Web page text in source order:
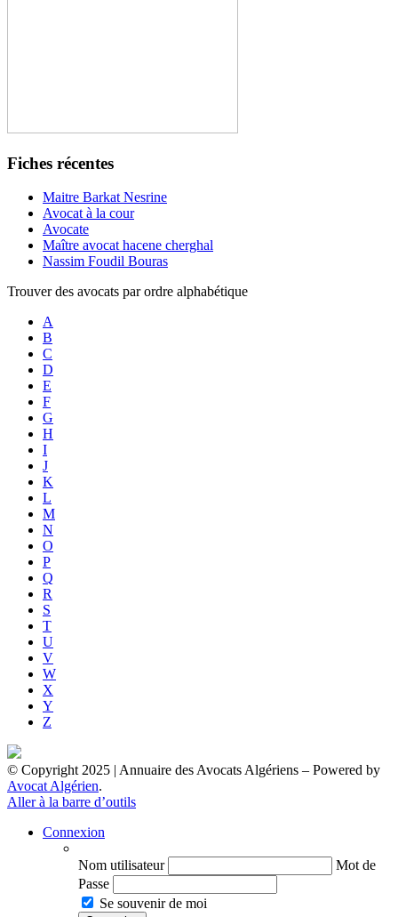
Fiches récentes
Maitre Barkat Nesrine
Avocat à la cour
Avocate
Maître avocat hacene cherghal
Nassim Foudil Bouras
Trouver des avocats par ordre alphabétique
A
B
C
D
E
F
G
H
I
J
K
L
M
N
O
P
Q
R
S
T
U
V
W
X
Y
Z
© Copyright 2025 | Annuaire des Avocats Algériens – Powered by
Avocat Algérien.
Aller à la barre d’outils
Connexion
Nom utilisateur
Mot de
Passe
Se souvenir de moi